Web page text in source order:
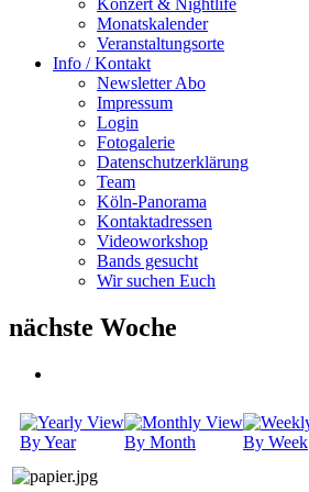
Konzert & Nightlife
Monatskalender
Veranstaltungsorte
Info / Kontakt
Newsletter Abo
Impressum
Login
Fotogalerie
Datenschutzerklärung
Team
Köln-Panorama
Kontaktadressen
Videoworkshop
Bands gesucht
Wir suchen Euch
nächste Woche
By Year By Month By Week